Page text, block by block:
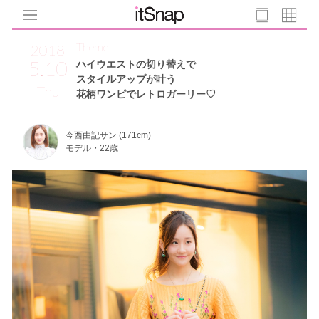
2018
5.10
Thu
ハイウエストの切り替えで
スタイルアップが叶う
花柄ワンピでレトロガーリー♡
Theme
今西由記サン (171cm)
モデル・22歳